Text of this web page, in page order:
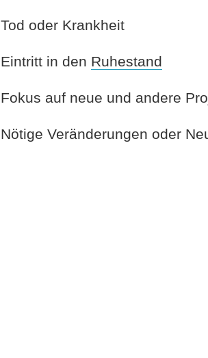
Tod oder Krankheit
Eintritt in den Ruhestand
Fokus auf neue und andere
Nötige Veränderungen oder